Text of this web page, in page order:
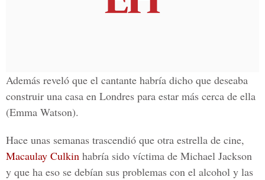
Además reveló que el cantante habría dicho que deseaba
construir una casa en Londres para estar más cerca de ella
(Emma Watson).
Hace unas semanas trascendió que otra estrella de cine,
Macaulay Culkin habría sido víctima de Michael Jackson
y que ha eso se debían sus problemas con el alcohol y las